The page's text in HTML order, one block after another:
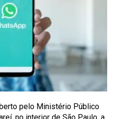
pelo Ministério Público